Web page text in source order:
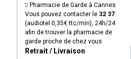
Pharmacie de Garde à Cannes
Vous pouvez contacter le 32 37
(audiotel 0,35€ ttc/min), 24h/24
afin de trouver la pharmacie de
garde proche de chez vous
Retrait / Livraison